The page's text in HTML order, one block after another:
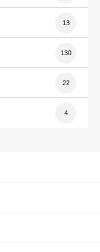
13
130
22
4